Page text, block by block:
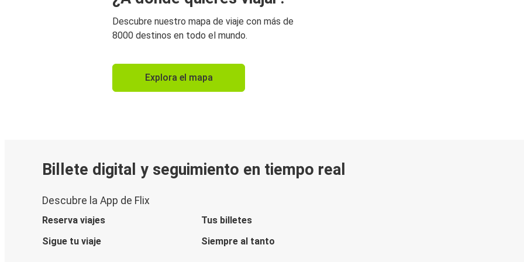
Descubre nuestro mapa de viaje con más de
8000 destinos en todo el mundo.
Explora el mapa
Billete digital y seguimiento en tiempo real
Descubre la App de Flix
Reserva viajes
Tus billetes
Sigue tu viaje
Siempre al tanto